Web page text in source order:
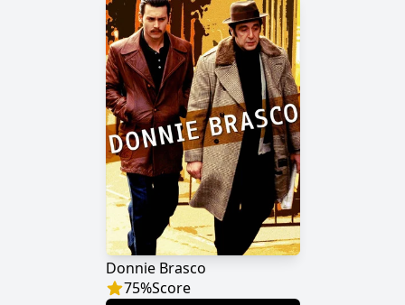
Donnie Brasco
75%Score